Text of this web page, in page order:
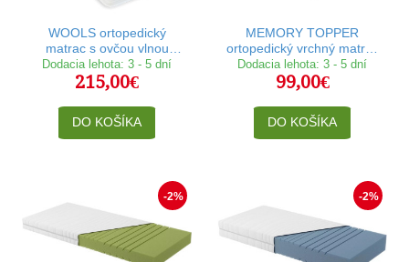
WOOLS ortopedický
matrac s ovčou vlnou
90x200 cm
Dodacia lehota: 3 - 5 dní
215,00€
DO KOŠÍKA
MEMORY TOPPER
ortopedický vrchný matrac
90x200 cm
Dodacia lehota: 3 - 5 dní
99,00€
DO KOŠÍKA
-2% -2%